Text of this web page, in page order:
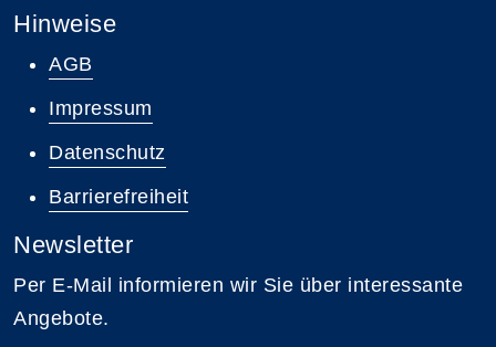
Hinweise
AGB
Impressum
Datenschutz
Barrierefreiheit
Newsletter
Per E-Mail informieren wir Sie über interessante
Angebote.